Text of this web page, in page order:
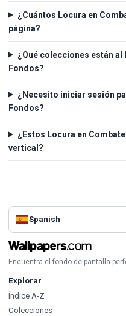
¿Cuántos Locura en
página?
¿Qué colecciones están
Fondos?
¿Necesito iniciar sesión
Fondos?
¿Estos Locura en
vertical?
Spanish
Encuentra el fondo de pantalla
Explorar
Índice A-Z
Colecciones